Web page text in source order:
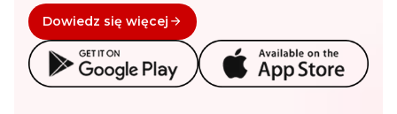
Dowiedz się więcej